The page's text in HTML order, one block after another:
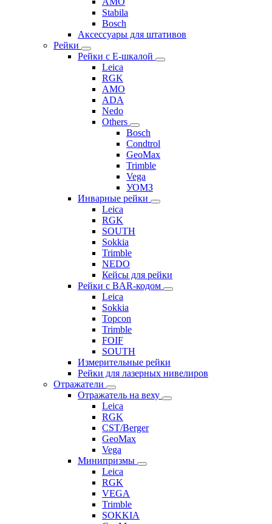
Stabila
Bosch
Аксессуары для штативов
Рейки
Рейки с Е-шкалой
Leica
RGK
AMO
ADA
Nedo
Others
Bosch
Condtrol
GeoMax
Trimble
Vega
УОМЗ
Инварные рейки
Leica
RGK
SOUTH
Sokkia
Trimble
NEDO
Кейсы для рейки
Рейки с BAR-кодом
Leica
Sokkia
Topcon
Trimble
FOIF
SOUTH
Измерительные рейки
Рейки для лазерных нивелиров
Отражатели
Отражатель на веху
Leica
RGK
CST/Berger
GeoMax
Vega
Минипризмы
Leica
RGK
VEGA
Trimble
SOKKIA